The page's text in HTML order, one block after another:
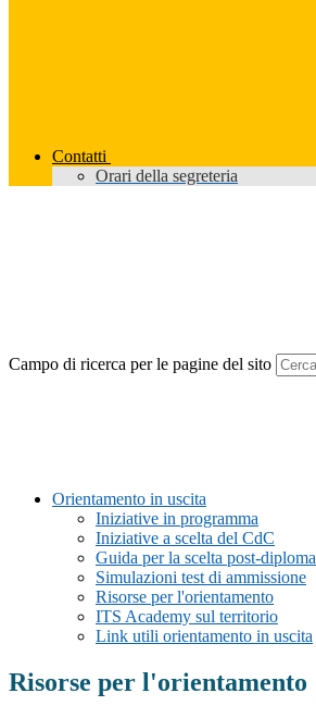
Contatti
Orari della segreteria
Campo di ricerca per le pagine del sito
Orientamento in uscita
Iniziative in programma
Iniziative a scelta del CdC
Guida per la scelta post-diploma
Simulazioni test di ammissione
Risorse per l'orientamento
ITS Academy sul territorio
Link utili orientamento in uscita
Risorse per l'orientamento